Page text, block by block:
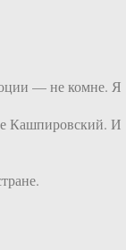
— не комне. Я
Кашпировский. И